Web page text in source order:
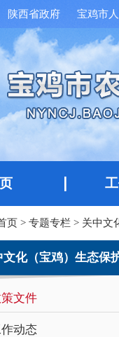
陕西省政府 宝鸡市
页 > 专题专栏 > 关中文
文化（宝鸡）生态保
文件
动态